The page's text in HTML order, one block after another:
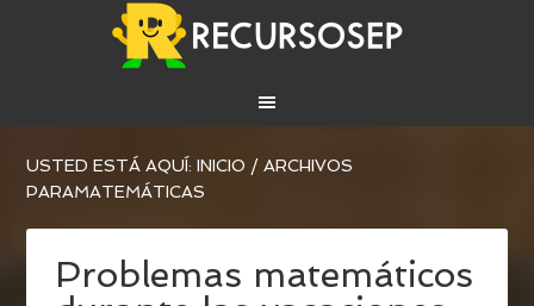
USTED ESTÁ AQUÍ:INICIO / ARCHIVOS
PARAMATEMÁTICAS
Problemas matemáticos